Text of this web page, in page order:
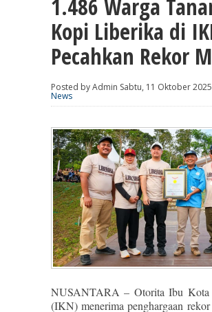
1.486 Warga
Kopi Liberika di
Pecahkan Rekor
Posted by Admin Sabtu, 11 Oktober
News
NUSANTARA – Otorita Ibu Kota
(IKN) menerima penghargaan